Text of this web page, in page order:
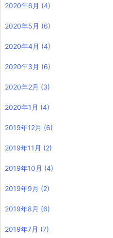
2020年6月 (4)
2020年5月 (6)
2020年4月 (4)
2020年3月 (6)
2020年2月 (3)
2020年1月 (4)
2019年12月 (6)
2019年11月 (2)
2019年10月 (4)
2019年9月 (2)
2019年8月 (6)
2019年7月 (7)